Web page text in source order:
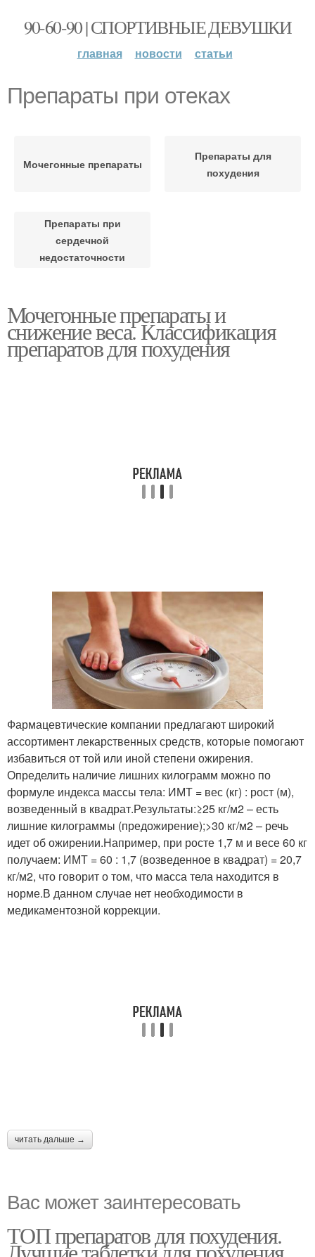
90-60-90 | СПОРТИВНЫЕ ДЕВУШКИ
главная новости статьи
Препараты при отеках
Мочегонные препараты
Препараты для
похудения
Препараты при
сердечной
недостаточности
Мочегонные препараты и
снижение веса. Классификация
препаратов для похудения
Фармацевтические компании предлагают широкий
ассортимент лекарственных средств, которые помогают
избавиться от той или иной степени ожирения.
Определить наличие лишних килограмм можно по
формуле индекса массы тела: ИМТ = вес (кг) : рост (м),
возведенный в квадрат.Результаты:≥25 кг/м2 – есть
лишние килограммы (предожирение);>30 кг/м2 – речь
идет об ожирении.Например, при росте 1,7 м и весе 60 кг
получаем: ИМТ = 60 : 1,7 (возведенное в квадрат) = 20,7
кг/м2, что говорит о том, что масса тела находится в
норме.В данном случае нет необходимости в
медикаментозной коррекции.
читать дальше →
Вас может заинтересовать
ТОП препаратов для похудения.